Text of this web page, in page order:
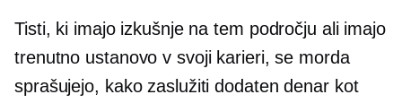
Tisti, ki imajo izkušnje na tem področju ali imajo
trenutno ustanovo v svoji karieri, se morda
sprašujejo, kako zaslužiti dodaten denar kot